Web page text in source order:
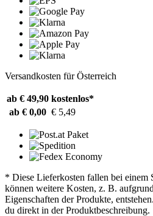
Versandkosten für Österreich
ab € 49,90 kostenlos*
ab € 0,00 € 5,49
* Diese Lieferkosten fallen bei einem
können weitere Kosten, z. B.
Eigenschaften der Produkte,
du direkt in der Produktbeschreibung.